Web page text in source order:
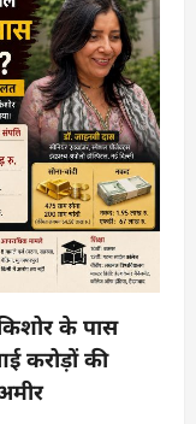
के पास
करोड़ों की